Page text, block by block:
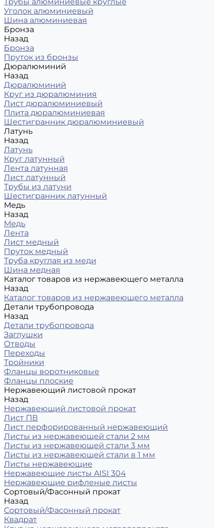
Уголок алюминиевый
Шина алюминиевая
Бронза
Назад
Бронза
Пруток из бронзы
Дюралюминий
Назад
Дюралюминий
Круг из дюралюминия
Лист дюралюминиевый
Плита дюралюминиевая
Шестигранник дюралюминиевый
Латунь
Назад
Латунь
Круг латунный
Лента латунная
Лист латунный
Трубы из латуни
Шестигранник латунный
Медь
Назад
Медь
Лента
Лист медный
Пруток медный
Труба круглая из меди
Шина медная
Каталог товаров из нержавеющего металла
Назад
Каталог товаров из нержавеющего металла
Детали трубопровода
Назад
Детали трубопровода
Заглушки
Отводы
Переходы
Тройники
Фланцы воротниковые
Фланцы плоские
Нержавеющий листовой прокат
Назад
Нержавеющий листовой прокат
Лист ПВ
Лист перфорированный нержавеющий
Листы из нержавеющей стали 2 мм
Листы из нержавеющей стали 3 мм
Листы из нержавеющей стали в 1 мм
Листы нержавеющие
Нержавеющие листы AISI 304
Нержавеющие рифленые листы
Сортовый/Фасонный прокат
Назад
Сортовый/Фасонный прокат
Квадрат